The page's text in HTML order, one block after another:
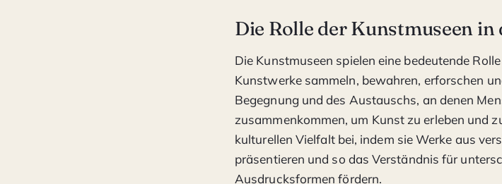
Die Rolle der Kunstmuseen in
Die Kunstmuseen spielen eine bedeutende
Kunstwerke sammeln, bewahren, erforschen
Begegnung und des Austauschs, an denen
zusammenkommen, um Kunst zu erleben und
kulturellen Vielfalt bei, indem sie Werke aus
präsentieren und so das Verständnis für
Ausdrucksformen fördern.